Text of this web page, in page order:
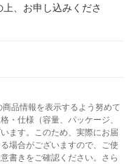
、お申し込みくださ
品情報を表示するよう努めて
・仕様（容量、パッケージ、
ます。このため、実際にお届
場合がございますので、ご使
書きをご確認ください。さら